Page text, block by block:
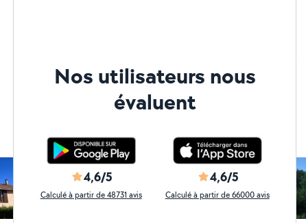
Nos utilisateurs nous
évaluent
4,6/5
Calculé à partir de 48731 avis
4,6/5
Calculé à partir de 66000 avis